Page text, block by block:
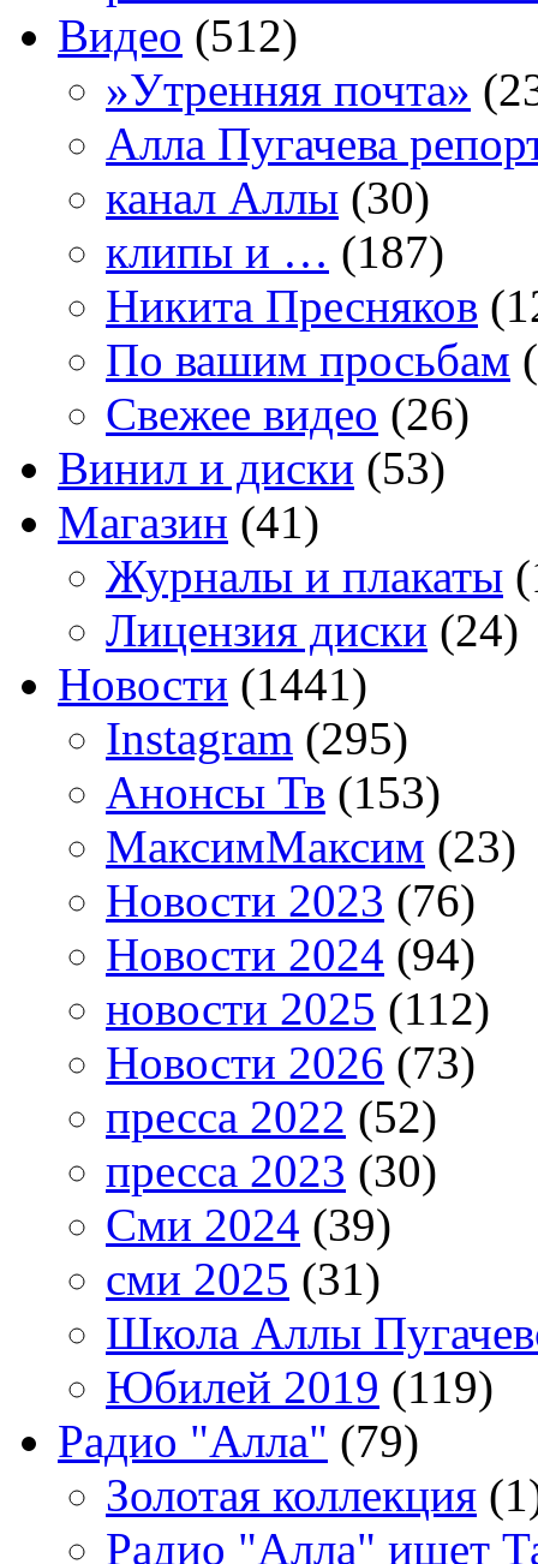
Видео (512)
»Утренняя почта»
Алла Пугачева
канал Аллы (30)
клипы и … (187)
Никита Пресняков
По вашим просьбам
Свежее видео (26)
Винил и диски (53)
Магазин (41)
Журналы и плакаты
Лицензия диски (24)
Новости (1441)
Instagram (295)
Анонсы Тв (153)
МаксимМаксим (23)
Новости 2023 (76)
Новости 2024 (94)
новости 2025 (112)
Новости 2026 (73)
пресса 2022 (52)
пресса 2023 (30)
Сми 2024 (39)
сми 2025 (31)
Школа Аллы
Юбилей 2019 (119)
Радио "Алла" (79)
Золотая коллекция
Радио "Алла" ищет